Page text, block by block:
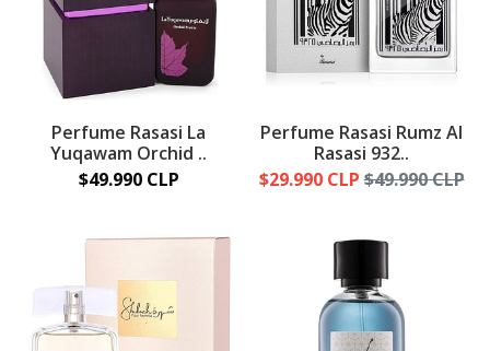
Perfume Rasasi La
Yuqawam Orchid ..
$49.990 CLP
Perfume Rasasi Rumz Al
Rasasi 932..
$29.990 CLP $49.990 CLP